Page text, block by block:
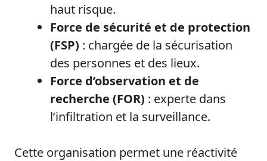
haut risque.
Force de sécurité et de protection
(FSP) : chargée de la sécurisation
des personnes et des lieux.
Force d’observation et de
recherche (FOR) : experte dans
l’infiltration et la surveillance.
Cette organisation permet une réactivité